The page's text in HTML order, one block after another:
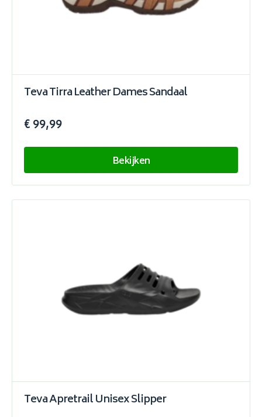
Teva Tirra Leather Dames Sandaal
€ 99,99
Bekijken
Teva Apretrail Unisex Slipper